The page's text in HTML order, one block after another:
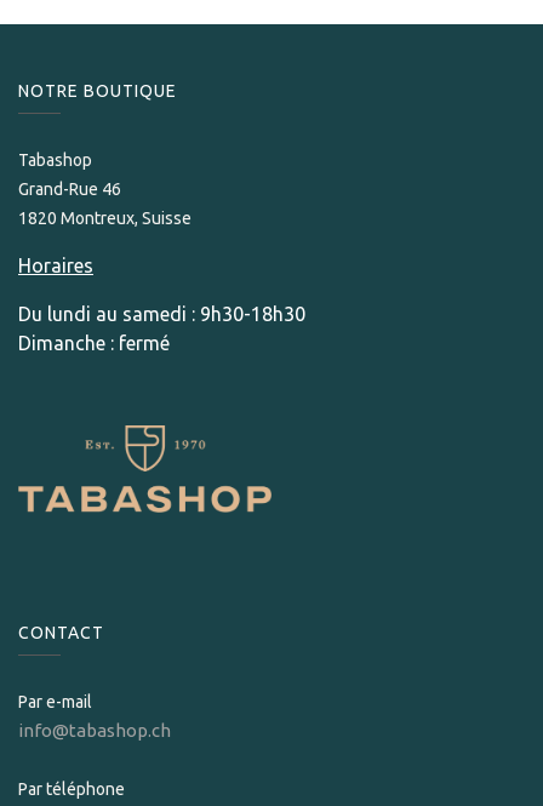
NOTRE BOUTIQUE
Tabashop
Grand-Rue 46
1820 Montreux, Suisse
Horaires
Du lundi au samedi : 9h30-18h30
Dimanche : fermé
CONTACT
Par e-mail
info@tabashop.ch
Par téléphone